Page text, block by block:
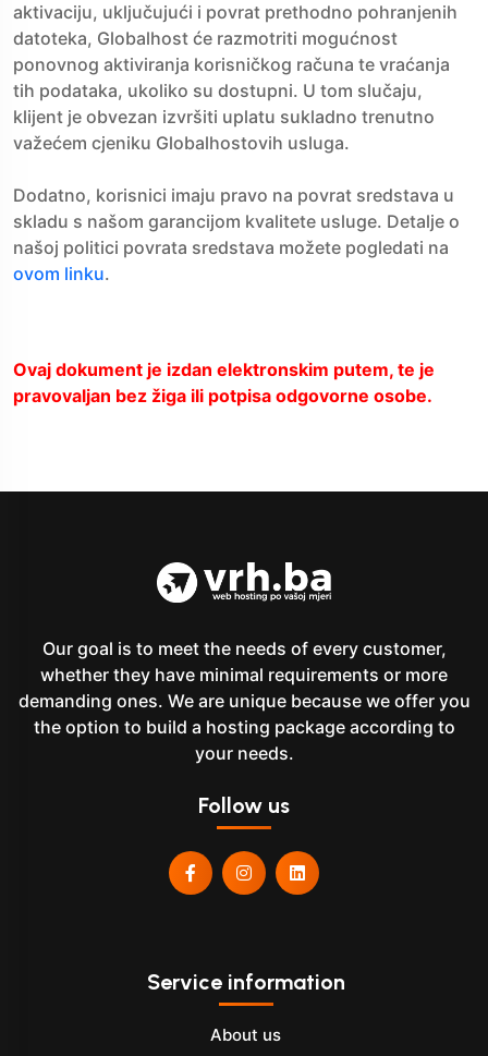
aktivaciju, uključujući i povrat prethodno pohranjenih
datoteka, Globalhost će razmotriti mogućnost
ponovnog aktiviranja korisničkog računa te vraćanja
tih podataka, ukoliko su dostupni. U tom slučaju,
klijent je obvezan izvršiti uplatu sukladno trenutno
važećem cjeniku Globalhostovih usluga.
Dodatno, korisnici imaju pravo na povrat sredstava u
skladu s našom garancijom kvalitete usluge. Detalje o
našoj politici povrata sredstava možete pogledati na
ovom linku.
Ovaj dokument je izdan elektronskim putem, te je
pravovaljan bez žiga ili potpisa odgovorne osobe.
Our goal is to meet the needs of every customer,
whether they have minimal requirements or more
demanding ones. We are unique because we offer you
the option to build a hosting package according to
your needs.
Follow us
Service information
About us